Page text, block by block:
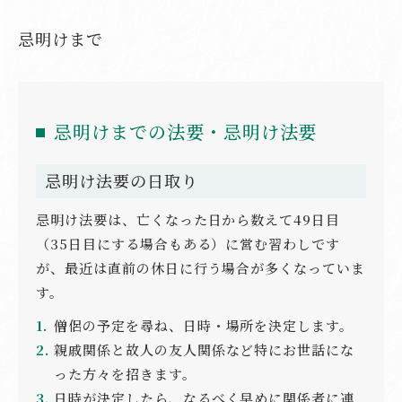
忌明けまで
忌明けまでの法要・忌明け法要
忌明け法要の日取り
忌明け法要は、亡くなった日から数えて49日目
（35日目にする場合もある）に営む習わしです
が、最近は直前の休日に行う場合が多くなっていま
す。
僧侶の予定を尋ね、日時・場所を決定します。
親戚関係と故人の友人関係など特にお世話にな
った方々を招きます。
日時が決定したら、なるべく早めに関係者に連